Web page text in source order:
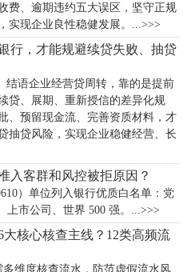
费、逾期违约五大误区，坚守正规
实现企业良性稳健发展。...>>>
行，才能规避续贷失败、抽贷
结语企业经营贷周转，靠的是提前
贷、展期、重新授信的差异化规
、预留现金流、完善资质材料，才
抽贷风险，实现企业稳健经营、长
入客群和风控被拒原因？
）单位列入银行优质白名单：党
上市公司、世界 500 强。...>>>
核心核查主线？12类高频流
多维度核查流水，防范虚假流水风